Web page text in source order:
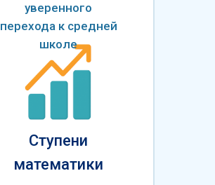
Ступени
математики
уверенного
перехода к средней
школе